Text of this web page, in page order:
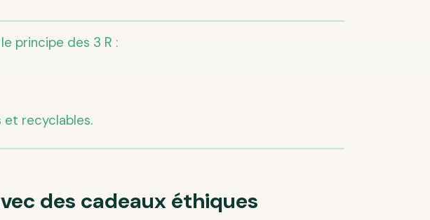
principe des 3 R :
et recyclables.
des cadeaux éthiques